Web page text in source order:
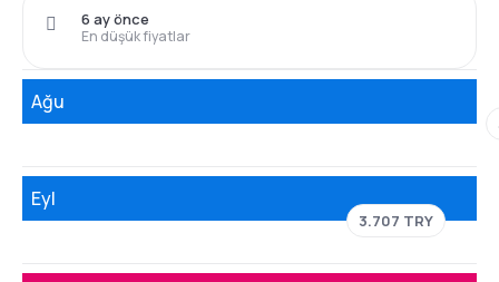
En düşük fiyatlar
6 ay önce
Ağu
Eyl
3.707 TRY